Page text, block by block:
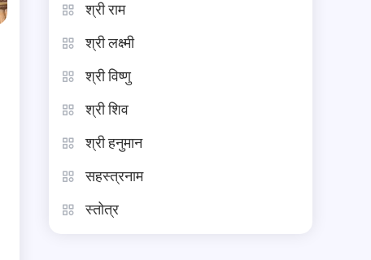
श्री राम
श्री लक्ष्मी
श्री विष्णु
श्री शिव
श्री हनुमान
सहस्त्रनाम
स्तोत्र